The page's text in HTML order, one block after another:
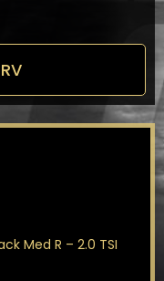
Med R – 2.0 TSI